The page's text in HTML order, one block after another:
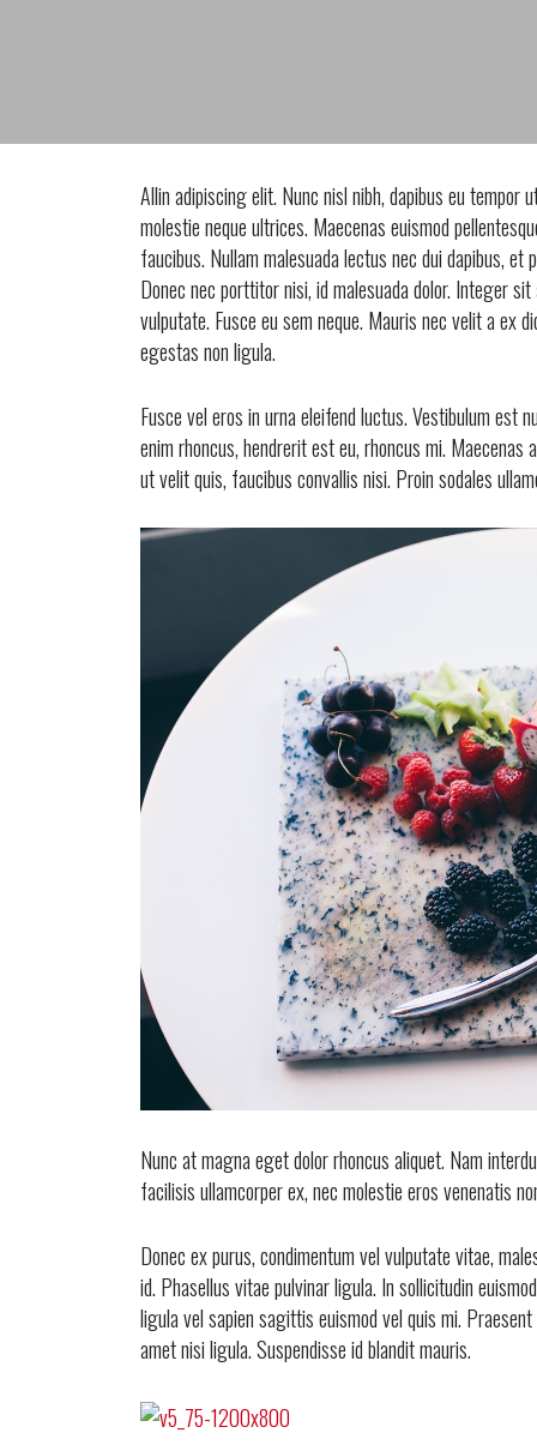
Allin adipiscing elit. Nunc nisl nibh, dapibus eu
molestie neque ultrices. Maecenas euismod
faucibus. Nullam malesuada lectus nec dui dapibus,
Donec nec porttitor nisi, id malesuada dolor. Integer
vulputate. Fusce eu sem neque. Mauris nec velit a ex
egestas non ligula.
Fusce vel eros in urna eleifend luctus. Vestibulum
enim rhoncus, hendrerit est eu, rhoncus mi.
ut velit quis, faucibus convallis nisi. Proin sodales
Nunc at magna eget dolor rhoncus aliquet. Nam
facilisis ullamcorper ex, nec molestie eros venenatis
Donec ex purus, condimentum vel vulputate vitae,
id. Phasellus vitae pulvinar ligula. In sollicitudin
ligula vel sapien sagittis euismod vel quis mi.
amet nisi ligula. Suspendisse id blandit mauris.